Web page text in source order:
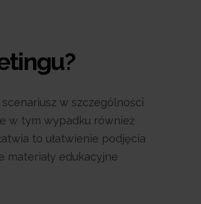
w szczególności
w tym wypadku również
to ułatwienie podjęcia
edukacyjne